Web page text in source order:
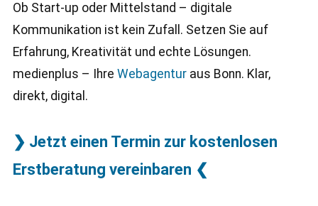
Ob Start-up oder Mittelstand – digitale
Kommunikation ist kein Zufall. Setzen Sie auf
Erfahrung, Kreativität und echte Lösungen.
medienplus – Ihre Webagenturaus Bonn. Klar,
direkt, digital.
❯ Jetzt einen Termin zur kostenlosen
Erstberatung vereinbaren ❮